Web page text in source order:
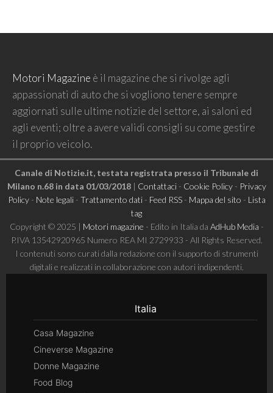
Motori Magazine è il magazine che si rivolge agli
appassionati di auto che si vogliono tenere sempre
aggiornati sulle ultime notizie del settore, ai saloni ed
agli eventi; oltre a avere validi consigli su come gestire
il proprio veicolo.
Canale di Notizie.it, testata registrata presso il Tribunale di
Milano n.68 in data 01/03/2018| Contattaci- Cookie Policy- Privacy
Policy- Note legali- Trattamento dati- Feed RSS- Mappa del sito - Lista
tag
Copyright © 2025 | Motori magazine - Edito in Italia da AdHub Media -
P.IVA 13542920965 Numero REA MI 2729933 - All Rights Reserved.
I contenuti sono curati dalla redazione con il supporto di strumenti
digitali e realizzati in collaborazione con autori indipendenti.
Italia
Casa Magazine
Cineverse Magazine
Donne Magazine
Food Blog